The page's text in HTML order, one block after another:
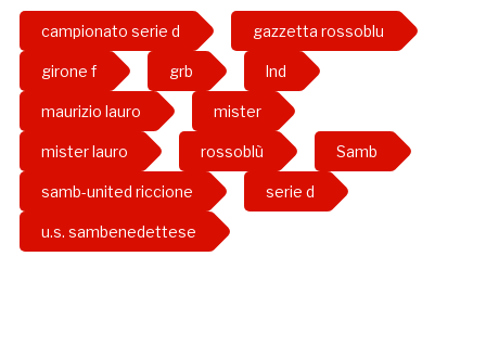
campionato serie d gazzetta rossoblu
girone f grb lnd
maurizio lauro mister
mister lauro rossoblù Samb
samb-united riccione serie d
u.s. sambenedettese